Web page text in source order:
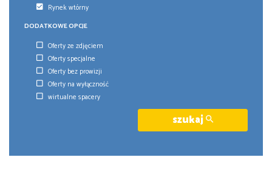
Rynek wtórny
DODATKOWE OPCJE
Oferty ze zdjęciem
Oferty specjalne
Oferty bez prowizji
Oferty na wyłączność
wirtualne spacery
szukaj